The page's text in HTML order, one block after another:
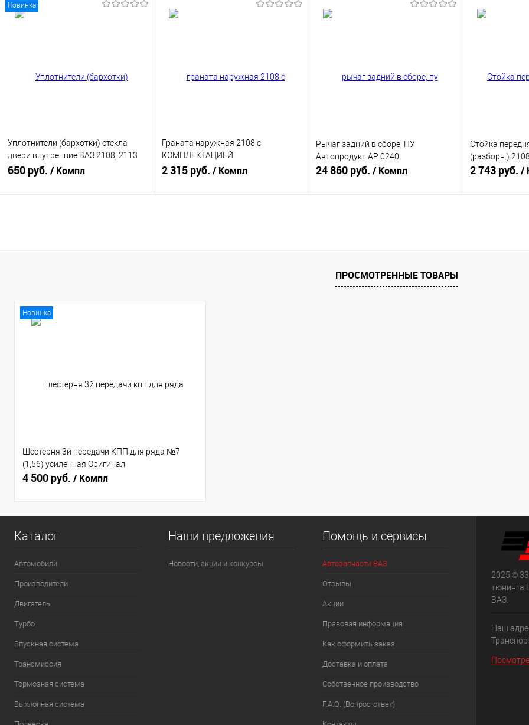
Новинка
Уплотнители (бархотки) стекла
двери внутренние ВАЗ 2108, 2113
(2108-6103290-10)
650 руб. / Компл
Граната наружная 2108 с
КОМПЛЕКТАЦИЕЙ
(21080221501286)
2 315 руб. / Компл
Рычаг задний в сборе, ПУ
Автопродукт АР 0240
24 860 руб. / Компл
Стойка
(разборн.)
2 743 руб. /
ПРОСМОТРЕННЫЕ ТОВАРЫ
Новинка
Шестерня 3й передачи КПП для ряда №7
(1,56) усиленная Оригинал
4 500 руб. / Компл
Каталог
Автомобили
Производители
Двигатель
Турбо
Впускная система
Трансмиссия
Тормозная система
Выхлопная система
Наши предложения
Новости, акции и конкурсы
Помощь и сервисы
Автозапчасти ВАЗ
Отзывы
Акции
Правовая информация
Как оформить заказ
Доставка и оплата
Собственное производство
F.A.Q. (Вопрос-ответ)
2025 ©
тюнинга
ВАЗ.
Наш